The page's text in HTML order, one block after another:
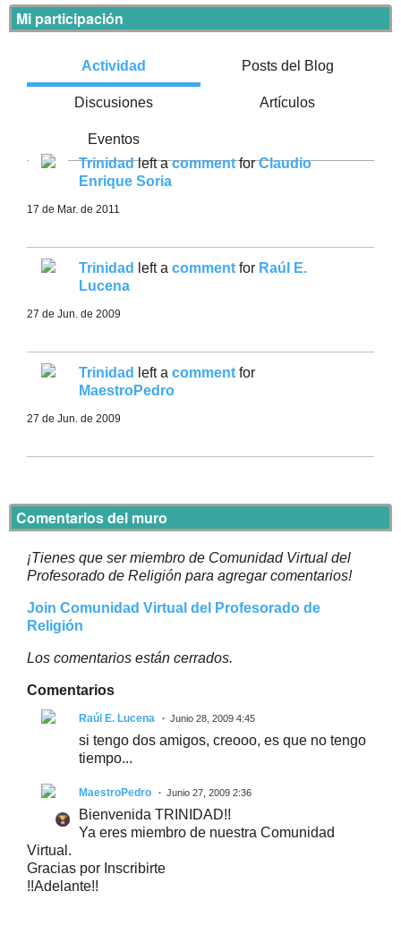
Mi participación
Actividad Posts del Blog
Discusiones Artículos
Eventos
Trinidadleft acommentforClaudio
Enrique Soria
17 de Mar. de 2011
Trinidad left a comment for Raúl E.
Lucena
27 de Jun. de 2009
Trinidad left a comment for
MaestroPedro
27 de Jun. de 2009
Comentarios del muro
¡Tienes que ser miembro de Comunidad Virtual del
Profesorado de Religión para agregar comentarios!
Join Comunidad Virtual del Profesorado de
Religión
Los comentarios están cerrados.
Comentarios
Raúl E. Lucena Junio 28, 2009 4:45
si tengo dos amigos, creooo, es que no tengo
tiempo...
MaestroPedro Junio 27, 2009 2:36
Bienvenida TRINIDAD!!
Ya eres miembro de nuestra Comunidad
Virtual.
Gracias por Inscribirte
!!Adelante!!